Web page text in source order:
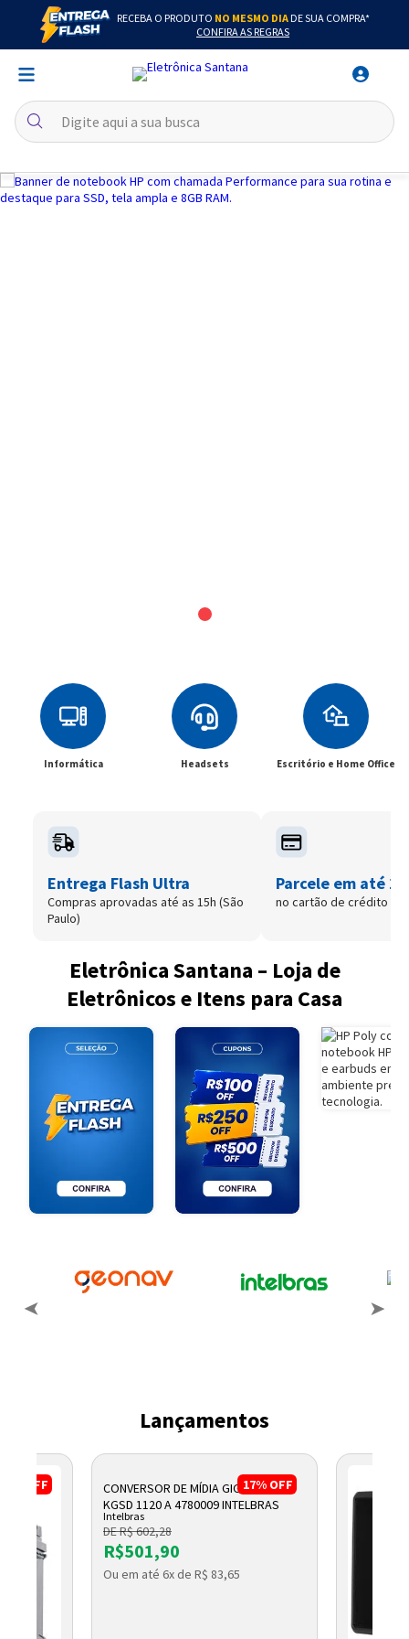
RECEBA O PRODUTO NO MESMO DIADE SUA COMPRA*
CONFIRA AS REGRAS
Informática Headsets Escritório e Home Office
Entrega Flash Ultra
Compras aprovadas até as 15h (São
Paulo)
Parcele em até
no cartão de crédito
Eletrônica Santana – Loja de
Eletrônicos e Itens para Casa
Lançamentos
OFF 17% OFF
CONVERSOR DE MÍDIA GIGABIT WDM
KGSD 1120 A 4780009 INTELBRAS
Intelbras
DE R$ 602,28
R$501,90
Ou em até 6x de R$ 83,65